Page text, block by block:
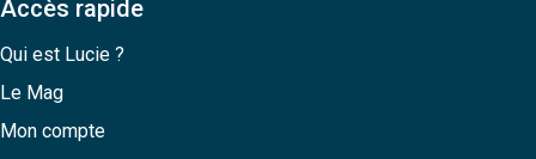
Accès rapide
Qui est Lucie ?
Le Mag
Mon compte